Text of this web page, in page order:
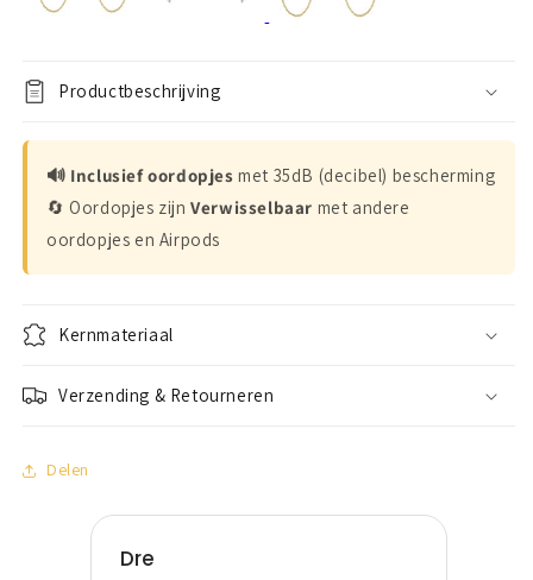
Productbeschrijving
🔊 Inclusief oordopjes met 35dB (decibel) bescherming
🔄 Oordopjes zijnVerwisselbaar met andere
oordopjes en Airpods
Kernmateriaal
Verzending & Retourneren
Delen